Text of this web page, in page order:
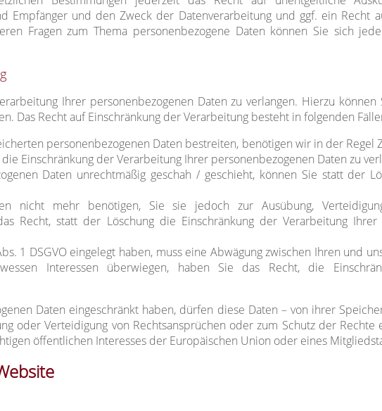
Empfänger und den Zweck der Datenverarbeitung und ggf. ein Recht
Fragen zum Thema personenbezogene Daten können Sie sich
Ihrer personenbezogenen Daten zu verlangen. Hierzu
Das Recht auf Einschränkung der Verarbeitung besteht in folgenden
personenbezogenen Daten bestreiten, benötigen wir in der Regel
Einschränkung der Verarbeitung Ihrer personenbezogenen Daten zu
Daten unrechtmäßig geschah / geschieht, können Sie statt der
nicht mehr benötigen, Sie sie jedoch zur Ausübung,
Recht, statt der Löschung die Einschränkung der Verarbeitung
1 DSGVO eingelegt haben, muss eine Abwägung zwischen Ihren und
Interessen überwiegen, haben Sie das Recht, die
Daten eingeschränkt haben, dürfen diese Daten – von ihrer
oder Verteidigung von Rechtsansprüchen oder zum Schutz der
öffentlichen Interesses der Europäischen Union oder eines